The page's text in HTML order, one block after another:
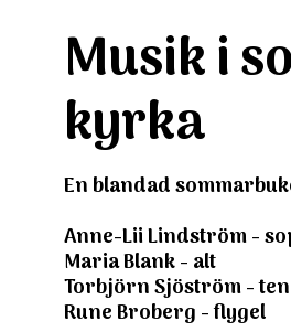
Musik i
kyrka
En blandad
Anne-Lii Lindström -
Maria Blank - alt
Torbjörn Sjöström -
Rune Broberg - flygel